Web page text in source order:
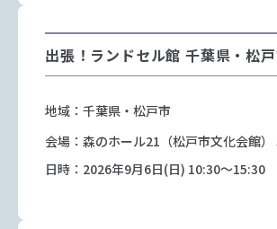
出張！ランドセル館 千葉県・松
地域：千葉県・松戸市
会場：森のホール21（松戸市文化会館）
日時：2026年9月6日(日) 10:30～15:30